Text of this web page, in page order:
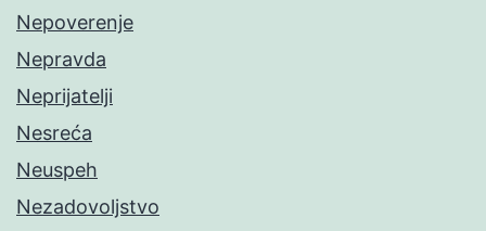
Nepoverenje
Nepravda
Neprijatelji
Nesreća
Neuspeh
Nezadovoljstvo